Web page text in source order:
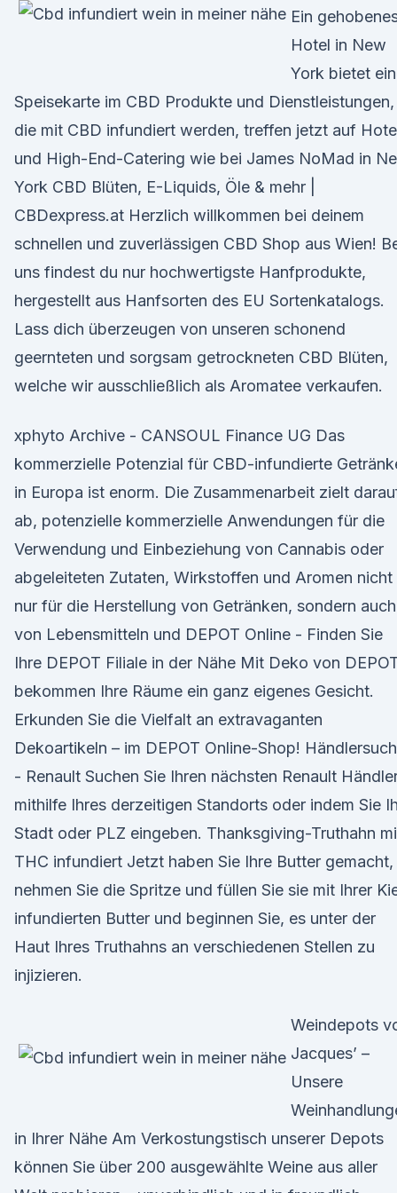
Ein
Hotel in New
York bietet
Speisekarte im CBD Produkte und Dienstleistungen,
die mit CBD infundiert werden, treffen jetzt auf
und High-End-Catering wie bei James NoMad in
York CBD Blüten, E-Liquids, Öle & mehr |
CBDexpress.at Herzlich willkommen bei deinem
schnellen und zuverlässigen CBD Shop aus Wien!
uns findest du nur hochwertigste Hanfprodukte,
hergestellt aus Hanfsorten des EU Sortenkatalogs.
Lass dich überzeugen von unseren schonend
geernteten und sorgsam getrockneten CBD Blüten,
welche wir ausschließlich als Aromatee verkaufen.
xphyto Archive - CANSOUL Finance UG Das
kommerzielle Potenzial für CBD-infundierte
in Europa ist enorm. Die Zusammenarbeit zielt
ab, potenzielle kommerzielle Anwendungen für die
Verwendung und Einbeziehung von Cannabis oder
abgeleiteten Zutaten, Wirkstoffen und Aromen nicht
nur für die Herstellung von Getränken, sondern auch
von Lebensmitteln und DEPOT Online - Finden Sie
Ihre DEPOT Filiale in der Nähe Mit Deko von
bekommen Ihre Räume ein ganz eigenes Gesicht.
Erkunden Sie die Vielfalt an extravaganten
Dekoartikeln – im DEPOT Online-Shop!
- Renault Suchen Sie Ihren nächsten Renault
mithilfe Ihres derzeitigen Standorts oder indem Sie
Stadt oder PLZ eingeben. Thanksgiving-Truthahn
THC infundiert Jetzt haben Sie Ihre Butter gemacht,
nehmen Sie die Spritze und füllen Sie sie mit Ihrer
infundierten Butter und beginnen Sie, es unter der
Haut Ihres Truthahns an verschiedenen Stellen zu
injizieren.
Weindepots
Jacques’ –
Unsere
in Ihrer Nähe Am Verkostungstisch unserer Depots
können Sie über 200 ausgewählte Weine aus aller